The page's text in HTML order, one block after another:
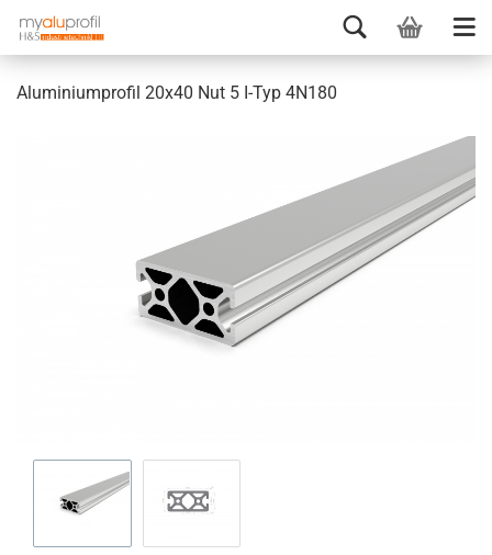
Aluminiumprofil 20x40 Nut 5 I-Typ 4N180